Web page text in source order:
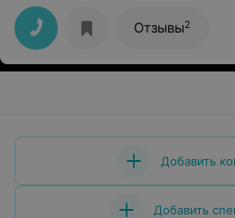
Врач доступно проговаривает ход
внимательна и доброжелательна;
справиться с возникшим
другие пациенты (несмотря на
время работы в Браславе) высоко
Отзывы2
Добавить
Добавить